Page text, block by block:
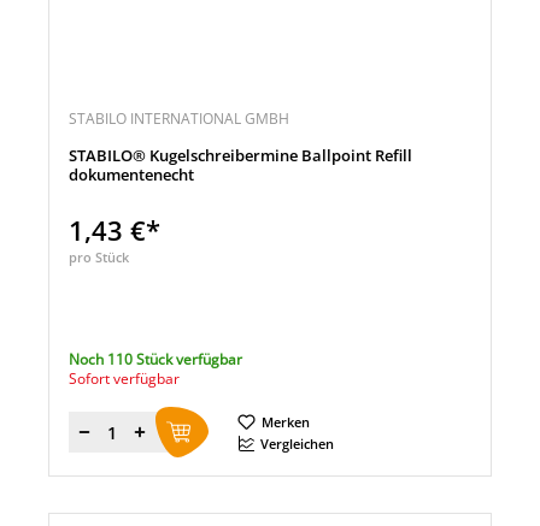
STABILO INTERNATIONAL GMBH
STABILO® Kugelschreibermine Ballpoint Refill
dokumentenecht
1,43 €*
pro Stück
Noch 110 Stück verfügbar
Sofort verfügbar
Menge
Merken
Vergleichen